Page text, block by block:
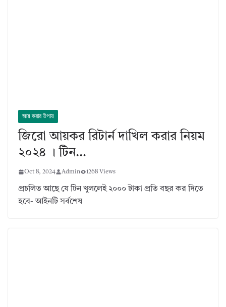
আয় করার উপায়
জিরো আয়কর রিটার্ন দাখিল করার নিয়ম
২০২৪ । টিন…
Oct 8, 2024 Admin 1268 Views
প্রচলিত আছে যে টিন খুললেই ২০০০ টাকা প্রতি বছর কর দিতে
হবে- আইনটি সর্বশেষ